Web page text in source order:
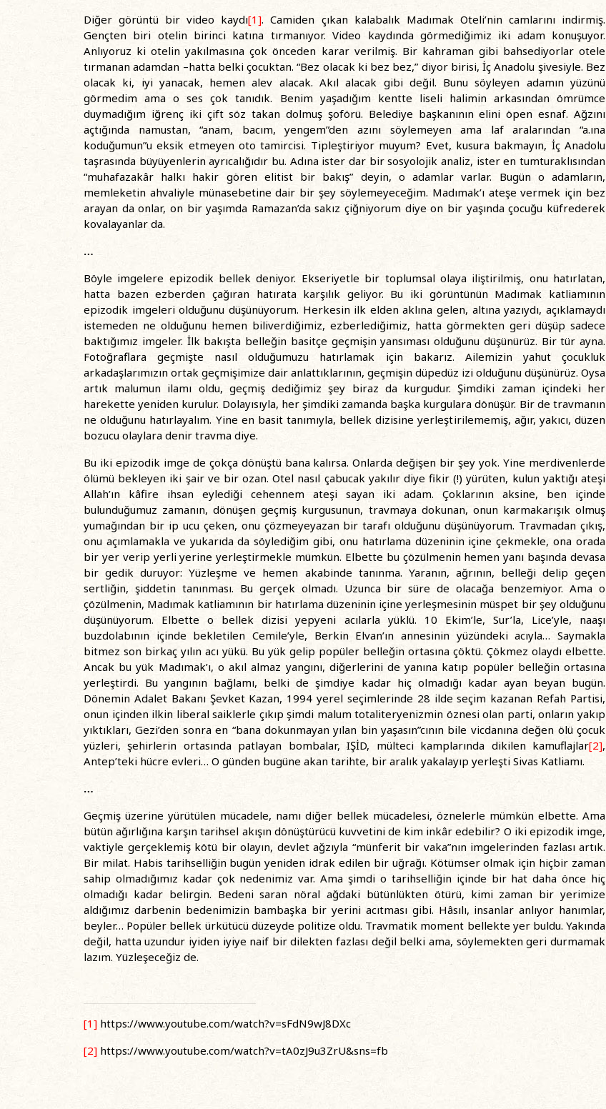
Diğer görüntü bir video kaydı[1]. Camiden çıkan kalabalık Madımak Oteli’nin camlarını indirmiş.
Gençten biri otelin birinci katına tırmanıyor. Video kaydında görmediğimiz iki adam konuşuyor.
Anlıyoruz ki otelin yakılmasına çok önceden karar verilmiş. Bir kahraman gibi bahsediyorlar otele
tırmanan adamdan –hatta belki çocuktan. “Bez olacak ki bez bez,” diyor birisi, İç Anadolu şivesiyle. Bez
olacak ki, iyi yanacak, hemen alev alacak. Akıl alacak gibi değil. Bunu söyleyen adamın yüzünü
görmedim ama o ses çok tanıdık. Benim yaşadığım kentte liseli halimin arkasından ömrümce
duymadığım iğrenç iki çift söz takan dolmuş şoförü. Belediye başkanının elini öpen esnaf. Ağzını
açtığında namustan, “anam, bacım, yengem”den azını söylemeyen ama laf aralarından “a.ına
koduğumun”u eksik etmeyen oto tamircisi. Tipleştiriyor muyum? Evet, kusura bakmayın, İç Anadolu
taşrasında büyüyenlerin ayrıcalığıdır bu. Adına ister dar bir sosyolojik analiz, ister en tumturaklısından
“muhafazakâr halkı hakir gören elitist bir bakış” deyin, o adamlar varlar. Bugün o adamların,
memleketin ahvaliyle münasebetine dair bir şey söylemeyeceğim. Madımak’ı ateşe vermek için bez
arayan da onlar, on bir yaşımda Ramazan’da sakız çiğniyorum diye on bir yaşında çocuğu küfrederek
kovalayanlar da.
…
Böyle imgelere epizodik bellek deniyor. Ekseriyetle bir toplumsal olaya iliştirilmiş, onu hatırlatan,
hatta bazen ezberden çağıran hatırata karşılık geliyor. Bu iki görüntünün Madımak katliamının
epizodik imgeleri olduğunu düşünüyorum. Herkesin ilk elden aklına gelen, altına yazıydı, açıklamaydı
istemeden ne olduğunu hemen biliverdiğimiz, ezberlediğimiz, hatta görmekten geri düşüp sadece
baktığımız imgeler. İlk bakışta belleğin basitçe geçmişin yansıması olduğunu düşünürüz. Bir tür ayna.
Fotoğraflara geçmişte nasıl olduğumuzu hatırlamak için bakarız. Ailemizin yahut çocukluk
arkadaşlarımızın ortak geçmişimize dair anlattıklarının, geçmişin düpedüz izi olduğunu düşünürüz. Oysa
artık malumun ilamı oldu, geçmiş dediğimiz şey biraz da kurgudur. Şimdiki zaman içindeki her
harekette yeniden kurulur. Dolayısıyla, her şimdiki zamanda başka kurgulara dönüşür. Bir de travmanın
ne olduğunu hatırlayalım. Yine en basit tanımıyla, bellek dizisine yerleştirilememiş, ağır, yakıcı, düzen
bozucu olaylara denir travma diye.
Bu iki epizodik imge de çokça dönüştü bana kalırsa. Onlarda değişen bir şey yok. Yine merdivenlerde
ölümü bekleyen iki şair ve bir ozan. Otel nasıl çabucak yakılır diye fikir (!) yürüten, kulun yaktığı ateşi
Allah’ın kâfire ihsan eylediği cehennem ateşi sayan iki adam. Çoklarının aksine, ben içinde
bulunduğumuz zamanın, dönüşen geçmiş kurgusunun, travmaya dokunan, onun karmakarışık olmuş
yumağından bir ip ucu çeken, onu çözmeyeyazan bir tarafı olduğunu düşünüyorum. Travmadan çıkış,
onu açımlamakla ve yukarıda da söylediğim gibi, onu hatırlama düzeninin içine çekmekle, ona orada
bir yer verip yerli yerine yerleştirmekle mümkün. Elbette bu çözülmenin hemen yanı başında devasa
bir gedik duruyor: Yüzleşme ve hemen akabinde tanınma. Yaranın, ağrının, belleği delip geçen
sertliğin, şiddetin tanınması. Bu gerçek olmadı. Uzunca bir süre de olacağa benzemiyor. Ama o
çözülmenin, Madımak katliamının bir hatırlama düzeninin içine yerleşmesinin müspet bir şey olduğunu
düşünüyorum. Elbette o bellek dizisi yepyeni acılarla yüklü. 10 Ekim’le, Sur’la, Lice’yle, naaşı
buzdolabının içinde bekletilen Cemile’yle, Berkin Elvan’ın annesinin yüzündeki acıyla… Saymakla
bitmez son birkaç yılın acı yükü. Bu yük gelip popüler belleğin ortasına çöktü. Çökmez olaydı elbette.
Ancak bu yük Madımak’ı, o akıl almaz yangını, diğerlerini de yanına katıp popüler belleğin ortasına
yerleştirdi. Bu yangının bağlamı, belki de şimdiye kadar hiç olmadığı kadar ayan beyan bugün.
Dönemin Adalet Bakanı Şevket Kazan, 1994 yerel seçimlerinde 28 ilde seçim kazanan Refah Partisi,
onun içinden ilkin liberal saiklerle çıkıp şimdi malum totaliteryenizmin öznesi olan parti, onların yakıp
yıktıkları, Gezi’den sonra en “bana dokunmayan yılan bin yaşasın”cının bile vicdanına değen ölü çocuk
yüzleri, şehirlerin ortasında patlayan bombalar, IŞİD, mülteci kamplarında dikilen kamuflajlar[2],
Antep’teki hücre evleri… O günden bugüne akan tarihte, bir aralık yakalayıp yerleşti Sivas Katliamı.
…
Geçmiş üzerine yürütülen mücadele, namı diğer bellek mücadelesi, öznelerle mümkün elbette. Ama
bütün ağırlığına karşın tarihsel akışın dönüştürücü kuvvetini de kim inkâr edebilir? O iki epizodik imge,
vaktiyle gerçeklemiş kötü bir olayın, devlet ağzıyla “münferit bir vaka”nın imgelerinden fazlası artık.
Bir milat. Habis tarihselliğin bugün yeniden idrak edilen bir uğrağı. Kötümser olmak için hiçbir zaman
sahip olmadığımız kadar çok nedenimiz var. Ama şimdi o tarihselliğin içinde bir hat daha önce hiç
olmadığı kadar belirgin. Bedeni saran nöral ağdaki bütünlükten ötürü, kimi zaman bir yerimize
aldığımız darbenin bedenimizin bambaşka bir yerini acıtması gibi. Hâsılı, insanlar anlıyor hanımlar,
beyler… Popüler bellek ürkütücü düzeyde politize oldu. Travmatik moment bellekte yer buldu. Yakında
değil, hatta uzundur iyiden iyiye naif bir dilekten fazlası değil belki ama, söylemekten geri durmamak
lazım. Yüzleşeceğiz de.
[1] https://www.youtube.com/watch?v=sFdN9wJ8DXc
[2] https://www.youtube.com/watch?v=tA0zJ9u3ZrU&sns=fb